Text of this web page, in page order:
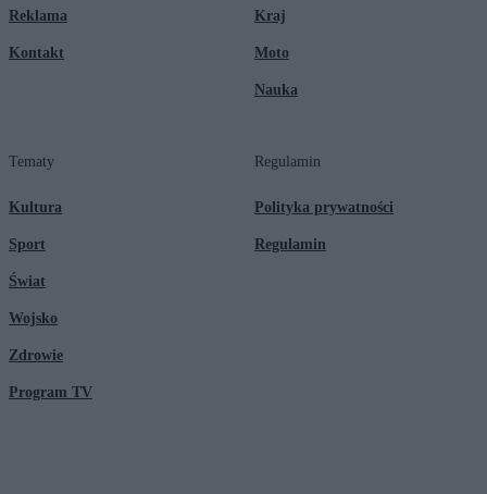
Reklama
Kontakt
Kraj
Moto
Nauka
Tematy
Kultura
Sport
Świat
Wojsko
Zdrowie
Program TV
Regulamin
Polityka prywatności
Regulamin